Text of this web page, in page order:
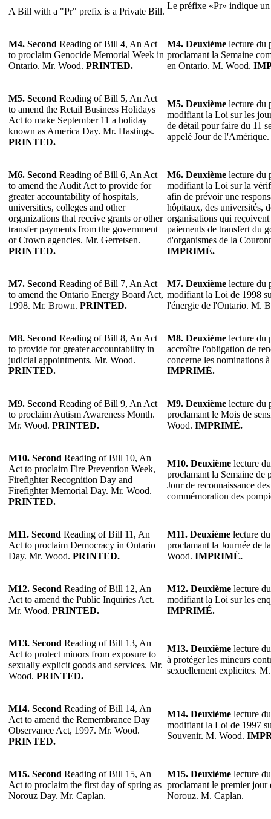
A Bill with a "Pr" prefix is a Private Bill.
Le préfixe «Pr» indique
M4. Second Reading of Bill 4, An Act
to proclaim Genocide Memorial Week in
Ontario. Mr. Wood. PRINTED.
M4. Deuxième lecture du
proclamant la Semaine
en Ontario. M. Wood.
M5. Second Reading of Bill 5, An Act
to amend the Retail Business Holidays
Act to make September 11 a holiday
known as America Day. Mr. Hastings.
PRINTED.
M5. Deuxième lecture du
modifiant la Loi sur les
de détail pour faire du 11
appelé Jour de
M6. Second Reading of Bill 6, An Act
to amend the Audit Act to provide for
greater accountability of hospitals,
universities, colleges and other
organizations that receive grants or other
transfer payments from the government
or Crown agencies. Mr. Gerretsen.
PRINTED.
M6. Deuxième lecture du
modifiant la Loi sur la
afin de prévoir une
hôpitaux, des universités,
organisations qui
paiements de transfert du
d'organismes de la
IMPRIMÉ.
M7. Second Reading of Bill 7, An Act
to amend the Ontario Energy Board Act,
1998. Mr. Brown. PRINTED.
M7. Deuxième lecture du
modifiant la Loi de 1998
l'énergie de l'Ontario. M.
M8. Second Reading of Bill 8, An Act
to provide for greater accountability in
judicial appointments. Mr. Wood.
PRINTED.
M8. Deuxième lecture du
accroître l'obligation de
concerne les nominations
IMPRIMÉ.
M9. Second Reading of Bill 9, An Act
to proclaim Autism Awareness Month.
Mr. Wood. PRINTED.
M9. Deuxième lecture du
proclamant le Mois de
Wood. IMPRIMÉ.
M10. Second Reading of Bill 10, An
Act to proclaim Fire Prevention Week,
Firefighter Recognition Day and
Firefighter Memorial Day. Mr. Wood.
PRINTED.
M10. Deuxième lecture
proclamant la Semaine de
Jour de reconnaissance
commémoration des
M11. Second Reading of Bill 11, An
Act to proclaim Democracy in Ontario
Day. Mr. Wood. PRINTED.
M11. Deuxième lecture
proclamant la Journée de
Wood. IMPRIMÉ.
M12. Second Reading of Bill 12, An
Act to amend the Public Inquiries Act.
Mr. Wood. PRINTED.
M12. Deuxième lecture
modifiant la Loi sur les
IMPRIMÉ.
M13. Second Reading of Bill 13, An
Act to protect minors from exposure to
sexually explicit goods and services. Mr.
Wood. PRINTED.
M13. Deuxième lecture
à protéger les mineurs
sexuellement explicites.
M14. Second Reading of Bill 14, An
Act to amend the Remembrance Day
Observance Act, 1997. Mr. Wood.
PRINTED.
M14. Deuxième lecture
modifiant la Loi de 1997
Souvenir. M. Wood.
M15. Second Reading of Bill 15, An
Act to proclaim the first day of spring as
Norouz Day. Mr. Caplan.
M15. Deuxième lecture
proclamant le premier jour
Norouz. M. Caplan.